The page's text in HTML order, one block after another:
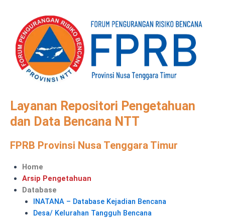
content
Layanan Repositori Pengetahuan
dan Data Bencana NTT
FPRB Provinsi Nusa Tenggara Timur
Home
Arsip Pengetahuan
Database
INATANA – Database Kejadian Bencana
Desa/ Kelurahan Tangguh Bencana
Menu